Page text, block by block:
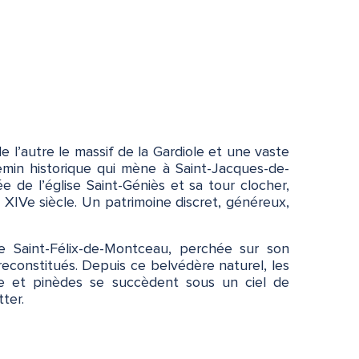
l’autre le massif de la Gardiole et une vaste
historique qui mène à Saint-Jacques-de-
de l’église Saint-Géniès et sa tour clocher,
siècle. Un patrimoine discret, généreux,
Félix-de-Montceau, perchée sur son
Depuis ce belvédère naturel, les
et pinèdes se succèdent sous un ciel de